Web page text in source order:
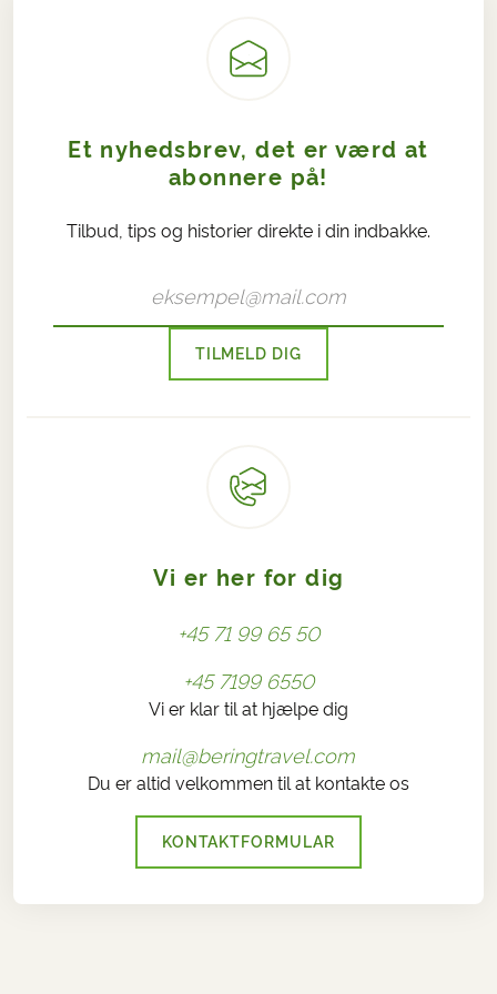
Et nyhedsbrev, det er værd at
abonnere på!
Tilbud, tips og historier direkte i din indbakke.
TILMELD DIG
Vi er her for dig
+45 71 99 65 50
+45 7199 6550
Vi er klar til at hjælpe dig
mail@beringtravel.com
Du er altid velkommen til at kontakte os
KONTAKTFORMULAR